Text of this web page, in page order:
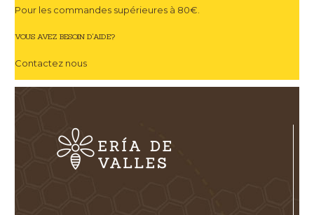
Pour les commandes supérieures à 80€.
VOUS AVEZ BESOIN D'AIDE?
Contactez nous